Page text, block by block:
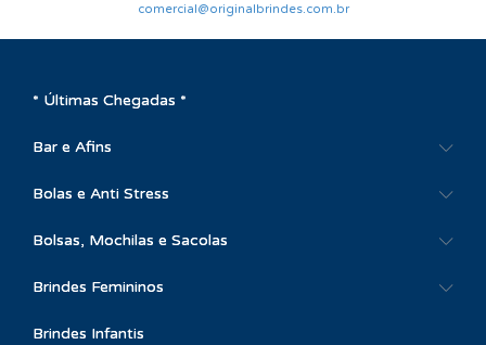
comercial@originalbrindes.com.br
* Últimas Chegadas *
Bar e Afins
Bolas e Anti Stress
Bolsas, Mochilas e Sacolas
Brindes Femininos
Brindes Infantis